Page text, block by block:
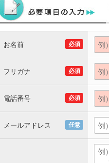
必須
お名前
必須
フリガナ
必須
電話番号
任意
メールアドレス